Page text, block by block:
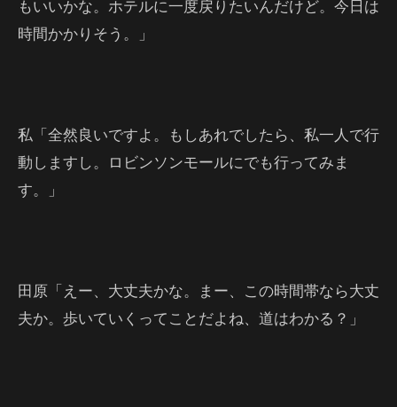
もいいかな。ホテルに一度戻りたいんだけど。今日は
時間かかりそう。」
私「全然良いですよ。もしあれでしたら、私一人で行
動しますし。ロビンソンモールにでも行ってみま
す。」
田原「えー、大丈夫かな。まー、この時間帯なら大丈
夫か。歩いていくってことだよね、道はわかる？」